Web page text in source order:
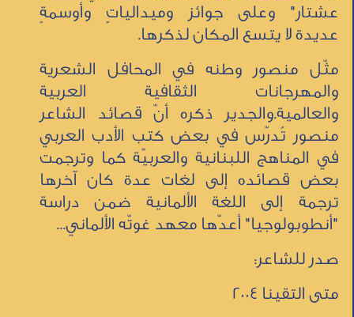
عشتار" وعلى جوائز وميدالياتٍ وأوسمةٍ
عديدة لا يتسع المكان لذكرها.
مثّل منصور وطنه في المحافل الشعرية
والمهرجانات الثقافية العربية
والعالمية.والجدير ذكره أنّ قصائد الشاعر
منصور تُدرّس في بعض كتب الأدب العربي
في المناهج اللبنانية والعربيّة كما وترجمت
بعض قصائده إلى لغات عدة كان آخرها
ترجمة إلى اللغة الألمانية ضمن دراسة
"أنطوبولوجيا" أعدّها معهد غوتّه الألماني...
صدر للشاعر:
متى التقينا 2004